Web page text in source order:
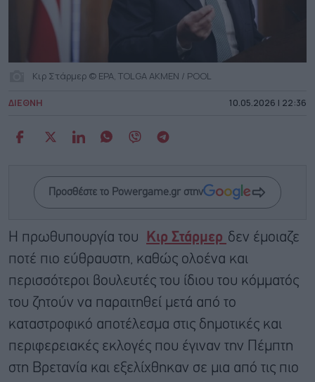
Κιρ Στάρμερ © EPA, TOLGA AKMEN / POOL
ΔΙΕΘΝΗ 10.05.2026 | 22:36
Προσθέστε το Powergame.gr στην
Η πρωθυπουργία του Κιρ Στάρμερ δεν έμοιαζε
ποτέ πιο εύθραυστη, καθώς ολοένα και
περισσότεροι βουλευτές του ίδιου του κόμματός
του ζητούν να παραιτηθεί μετά από το
καταστροφικό αποτέλεσμα στις δημοτικές και
περιφερειακές εκλογές που έγιναν την Πέμπτη
στη Βρετανία και εξελίχθηκαν σε μια από τις πιο